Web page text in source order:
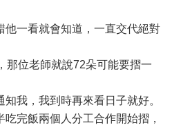
他一看就會知道，一直交代絕對
那位老師就說72朵可能要摺一
我，我到時再來看日子就好。
完飯兩個人分工合作開始摺，